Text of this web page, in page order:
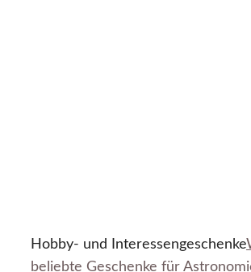
Hobby- und Interessengeschenke
beliebte Geschenke für